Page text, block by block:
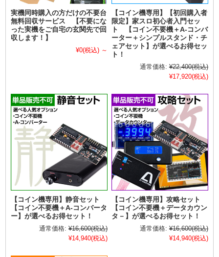
実機同時購入の方だけの不要台
無料回収サービス 【不要にな
った実機をご自宅の玄関先で回
収します！】
¥0(税込) ～
【コイン機専用】【初回購入者
限定】家スロ初心者入門セッ
ト 【コイン不要機＋A-コンバ
ーター＋シンプルスタンド・チ
ェアセット】が選べるお得セッ
ト！
通常価格: ¥22,400(税込)
¥17,920(税込)
【コイン機専用】静音セット
【コイン不要機＋A-コンバータ
ー】が選べるお得セット！
通常価格: ¥16,600(税込)
¥14,940(税込)
【コイン機専用】攻略セット
【コイン不要機＋データカウン
タ－】が選べるお得セット！
通常価格: ¥16,600(税込)
¥14,940(税込)